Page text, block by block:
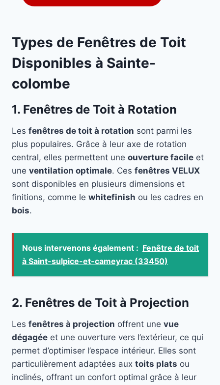
Types de Fenêtres de Toit
Disponibles à Sainte-
colombe
1. Fenêtres de Toit à Rotation
Les fenêtres de toit à rotation sont parmi les
plus populaires. Grâce à leur axe de rotation
central, elles permettent une ouverture facile et
une ventilation optimale. Ces fenêtres VELUX
sont disponibles en plusieurs dimensions et
finitions, comme le whitefinish ou les cadres en
bois.
Nous intervenons également : Fenêtre de toit
à Saint-sulpice-et-cameyrac (33450)
2. Fenêtres de Toit à Projection
Les fenêtres à projection offrent une vue
dégagée et une ouverture vers l’extérieur, ce qui
permet d’optimiser l’espace intérieur. Elles sont
particulièrement adaptées aux toits plats ou
inclinés, offrant un confort optimal grâce à leur